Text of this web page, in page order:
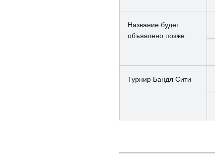
Название будет
объявлено позже
Турнир Бандл Сити